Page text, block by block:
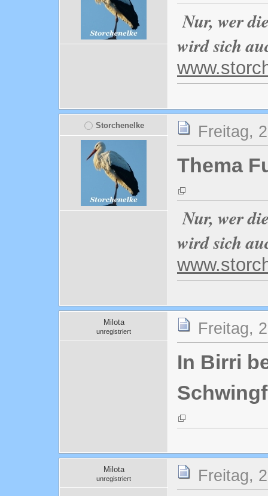
Nur, wer
wird sich
Storchenelke Freitag,
Thema
Nur, wer
wird sich
Milota
unregistriert Freitag,
In Birri
Milota
unregistriert Freitag,